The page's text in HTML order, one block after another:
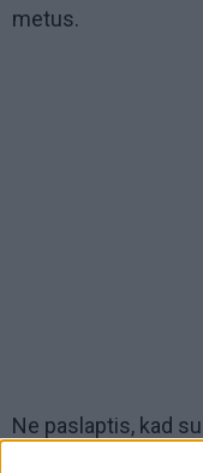
metus.
Ne paslaptis, kad